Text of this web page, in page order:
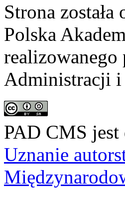
Strona
Polska
realizowanego
Administracji
PAD CMS
Uznanie